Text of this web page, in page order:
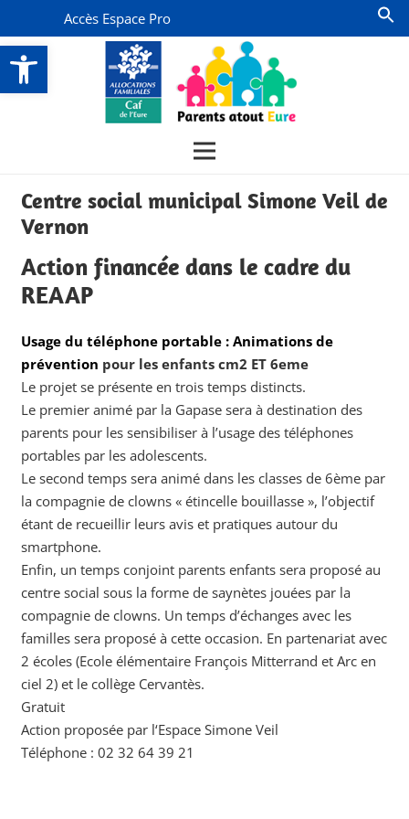
Ouvrir la barre d’outils
Accès Espace Pro
Centre social municipal Simone Veil de
Vernon
Action financée dans le cadre du
REAAP
Usage du téléphone portable : Animations de
prévention pour les enfants cm2 ET 6eme
Le projet se présente en trois temps distincts.
Le premier animé par la Gapase sera à destination des
parents pour les sensibiliser à l’usage des téléphones
portables par les adolescents.
Le second temps sera animé dans les classes de 6ème par
la compagnie de clowns « étincelle bouillasse », l’objectif
étant de recueillir leurs avis et pratiques autour du
smartphone.
Enfin, un temps conjoint parents enfants sera proposé au
centre social sous la forme de saynètes jouées par la
compagnie de clowns. Un temps d’échanges avec les
familles sera proposé à cette occasion. En partenariat avec
2 écoles (Ecole élémentaire François Mitterrand et Arc en
ciel 2) et le collège Cervantès.
Gratuit
Action proposée par l‘Espace Simone Veil
Téléphone : 02 32 64 39 21